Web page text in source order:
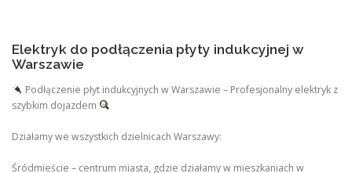
Elektryk do podłączenia płyty indukcyjnej w
Warszawie
Podłączenie płyt indukcyjnych w Warszawie – Profesjonalny elektryk z
szybkim dojazdem
Działamy we wszystkich dzielnicach Warszawy:
Śródmieście – centrum miasta, gdzie działamy w mieszkaniach w